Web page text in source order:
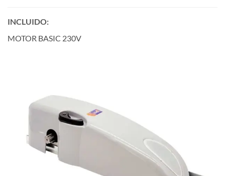
INCLUIDO:
MOTOR BASIC 230V